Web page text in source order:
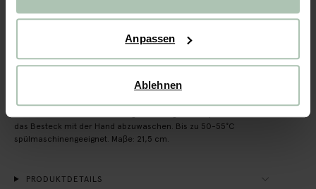
Anpassen
Ablehnen
14 Tage Bedenkzeit
BESCHREIBUNG
Resinlöffel der Marke Domus & Design. Der silberfarbene
das Besteck mit der Hand abzuwaschen. Bis zu 50-55°C
spülmaschinengeeignet. Maβe: 21,5 cm.
PRODUKTDETAILS